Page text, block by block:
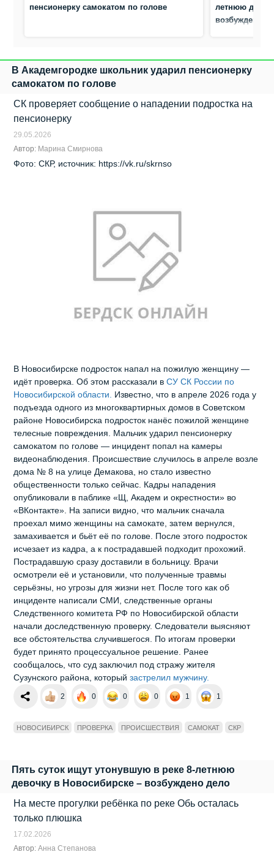
пенсионерку самокатом по голове
летнюю
возбуждено
В Академгородке школьник ударил пенсионерку
самокатом по голове
СК проверяет сообщение о нападении подростка на
пенсионерку
29.05.2026
Автор: Марина Смирнова
Фото: СКР, источник: https://vk.ru/skrnso
В Новосибирске подросток напал на пожилую женщину —
идёт проверка. Об этом рассказали вСУ СК России по
Новосибирской области.
Известно, что в апреле 2026 года у
подъезда одного из многоквартирных домов в Советском
районе Новосибирска подросток нанёс пожилой женщине
телесные повреждения. Мальчик ударил пенсионерку
самокатом по голове — инцидент попал на камеры
видеонаблюдения. Происшествие случилось в апреле возле
дома № 8 на улице Демакова, но стало известно
общественности только сейчас. Кадры нападения
опубликовали в паблике «Щ, Академ и окрестности» во
«ВКонтакте». На записи видно, что мальчик сначала
проехал мимо женщины на самокате, затем вернулся,
замахивается и бьёт её по голове. После этого подросток
исчезает из кадра, а к пострадавшей подходит прохожий.
Пострадавшую сразу доставили в больницу. Врачи
осмотрели её и установили, что полученные травмы
серьёзны, но угрозы для жизни нет. После того как об
инциденте написали СМИ, следственные органы
Следственного комитета РФ по Новосибирской области
начали доследственную проверку. Следователи выясняют
все обстоятельства случившегося. По итогам проверки
будет принято процессуальное решение. Ранее
сообщалось, что суд заключил под стражу жителя
Сузунского района, который застрелил мужчину.
2 0 0 0 1 1
НОВОСИБИРСК ПРОВЕРКА ПРОИСШЕСТВИЯ САМОКАТ СКР
Пять суток ищут утонувшую в реке 8-летнюю
девочку в Новосибирске – возбуждено дело
На месте прогулки ребёнка по реке Обь осталась
только плюшка
17.02.2026
Автор:Анна Степанова